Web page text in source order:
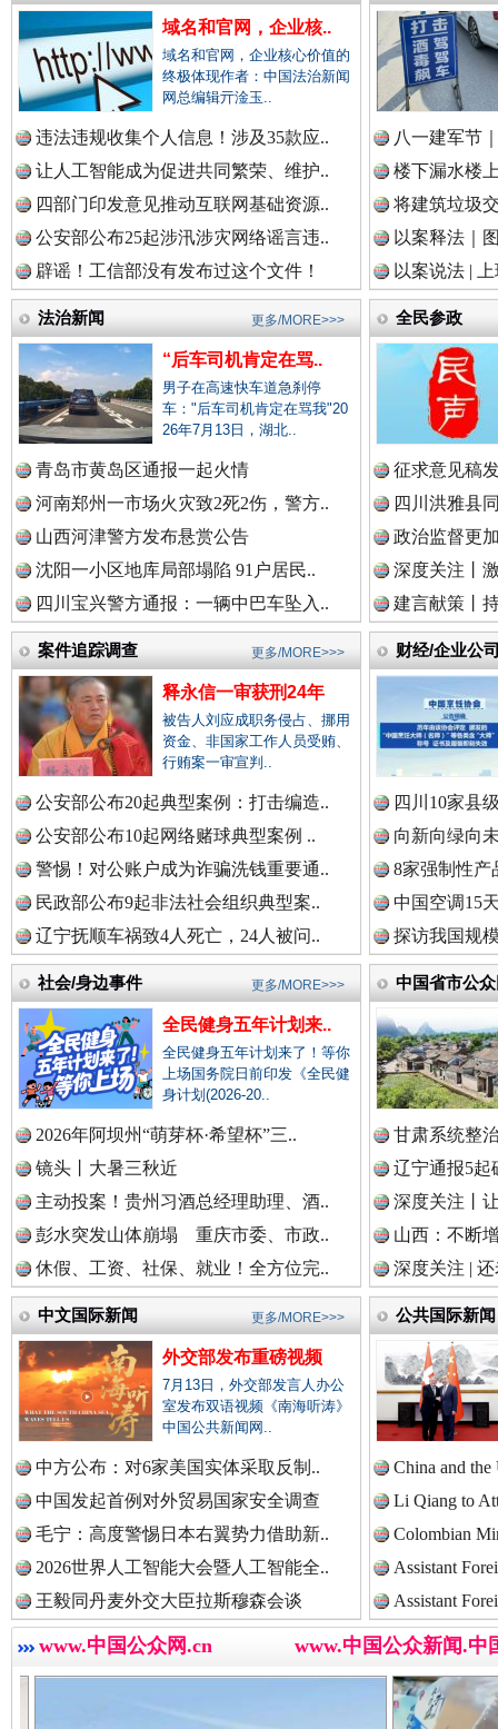
中国视频新闻网.
中国廉政法纪网.
中国律师在线.
中国参政网.中
中国全民新闻网.
中国公众新闻网.
中国公民新闻网.
中国公共新闻网.
中国法制新闻网.
中国法治新闻网.
中国法院新闻网.
中国检察新闻网.
中国医药新闻网.
中国企业新闻网.
中国农业新闻网.
中国视频新闻网.
衣柜里的秘密 高速路
春天里的科技盛宴
巳巳如意，开工大吉！
“后车司机肯定在骂我” 全民健
世界屋脊 天路回响
红船起航处 潮起向未来 广州首
域名和官网，企业核..
域名和官网，企业核心价值的
终极体现作者：中国法治新闻
网总编辑亓淦玉..
违法违规收集个人信息！涉及35款应..
让人工智能成为促进共同繁荣、维护..
四部门印发意见推动互联网基础资源..
公安部公布25起涉汛涉灾网络谣言违..
辟谣！工信部没有发布过这个文件！
八一建军节
楼下漏水楼
将建筑垃圾
以案释法｜
以案说法 |
法治新闻
“后车司机肯定在骂..
男子在高速快车道急刹停
车："后车司机肯定在骂我"20
26年7月13日，湖北..
青岛市黄岛区通报一起火情
河南郑州一市场火灾致2死2伤，警方..
山西河津警方发布悬赏公告
沈阳一小区地库局部塌陷 91户居民..
四川宝兴警方通报：一辆中巴车坠入..
更多/MORE>>> 全民参政
征求意见稿
四川洪雅县
政治监督更
深度关注丨
建言献策丨
案件追踪调查
释永信一审获刑24年
被告人刘应成职务侵占、挪用
资金、非国家工作人员受贿、
行贿案一审宣判..
公安部公布20起典型案例：打击编造..
公安部公布10起网络赌球典型案例 ..
警惕！对公账户成为诈骗洗钱重要通..
民政部公布9起非法社会组织典型案..
辽宁抚顺车祸致4人死亡，24人被问..
更多/MORE>>> 财经/企业公
四川10家县
向新向绿向
8家强制性产
中国空调15
探访我国规
社会/身边事件
全民健身五年计划来..
全民健身五年计划来了！等你
上场国务院日前印发《全民健
身计划(2026-20..
2026年阿坝州“萌芽杯·希望杯”三..
镜头丨大暑三秋近
主动投案！贵州习酒总经理助理、酒..
彭水突发山体崩塌 重庆市委、市政..
休假、工资、社保、就业！全方位完..
更多/MORE>>> 中国省市公
甘肃系统整
辽宁通报5起
深度关注丨
山西：不断
深度关注 |
中文国际新闻
外交部发布重磅视频
7月13日，外交部发言人办公
室发布双语视频《南海听涛》
中国公共新闻网..
中方公布：对6家美国实体采取反制..
中国发起首例对外贸易国家安全调查
毛宁：高度警惕日本右翼势力借助新..
2026世界人工智能大会暨人工智能全..
王毅同丹麦外交大臣拉斯穆森会谈
更多/MORE>>> 公共国际新闻
China and
Li Qiang to
Colombian
Assistant
Assistant
www.中国公众网.cn www.中国公众新闻.中